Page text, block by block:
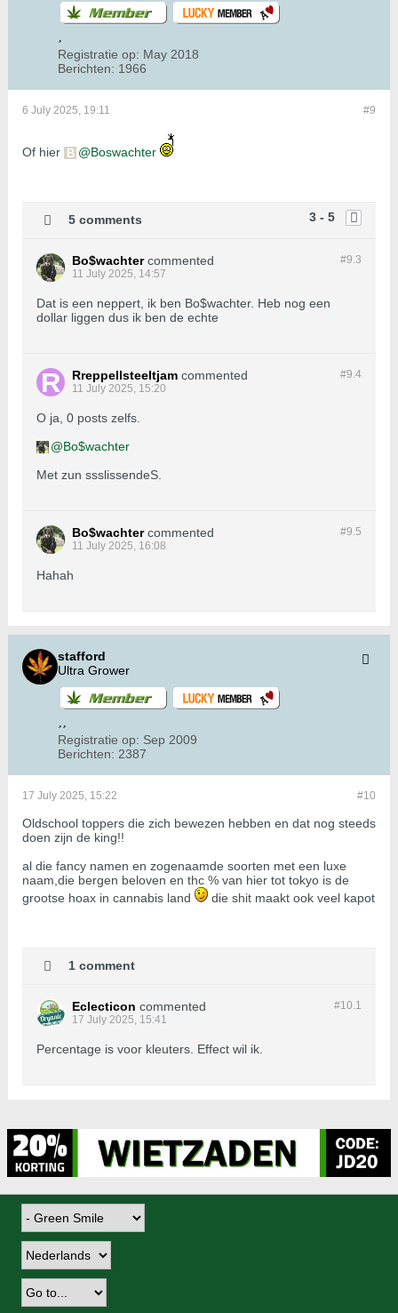
Registratie op: May 2018
Berichten: 1966
#9
6 July 2025, 19:11
Of hier Boswachter
3 - 5
5 comments
#9.3
Bo$wachter commented
11 July 2025, 14:57
Dat is een neppert, ik ben Bo$wachter. Heb nog een
dollar liggen dus ik ben de echte
#9.4
Rreppellsteeltjam commented
11 July 2025, 15:20
O ja, 0 posts zelfs.
Bo$wachter
Met zun ssslissendeS.
#9.5
Bo$wachter commented
11 July 2025, 16:08
Hahah
stafford
Ultra Grower
Registratie op: Sep 2009
Berichten: 2387
#10
17 July 2025, 15:22
Oldschool toppers die zich bewezen hebben en dat nog steeds
doen zijn de king!!
al die fancy namen en zogenaamde soorten met een luxe
naam,die bergen beloven en thc % van hier tot tokyo is de
grootse hoax in cannabis land
die shit maakt ook veel kapot
1 comment
#10.1
Eclecticon commented
17 July 2025, 15:41
Percentage is voor kleuters. Effect wil ik.